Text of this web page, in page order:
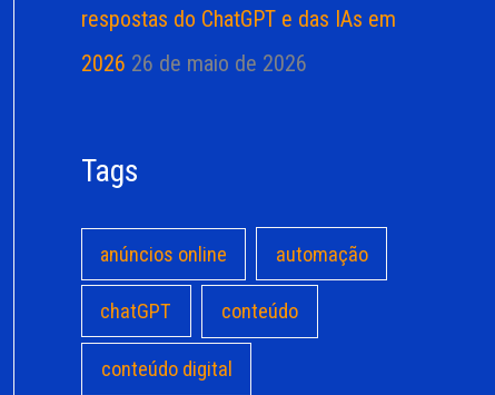
respostas do ChatGPT e das IAs em
2026 26 de maio de 2026
Tags
anúncios online automação
chatGPT conteúdo
conteúdo digital